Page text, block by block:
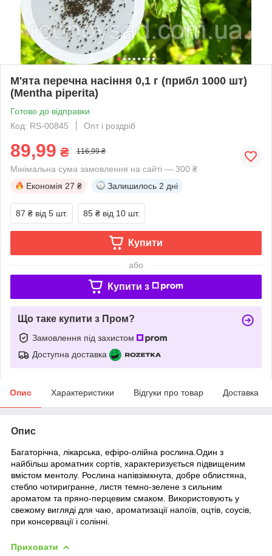
М'ята перечна насіння 0,1 г (прибл 1000 шт)
(Mentha pіperіta)
Готово до відправки
Код: RS-00845
Опт і роздріб
89,99 ₴ 116,99 ₴
Мінімальна сума замовлення на сайті — 300 ₴
Економія 27 ₴ Залишилось 2 дні
87 ₴ від 5 шт. 85 ₴ від 10 шт.
Купити
або
Купити з
Що таке купити з Пром?
Замовлення під захистом
Доступна доставка
Опис Характеристики Відгуки про товар Доставка
Опис
Багаторічна, лікарська, ефіро-олійна рослина.Один з
найбільш ароматних сортів, характеризується підвищеним
вмістом ментолу. Рослина напівзімкнута, добре облистяна,
стебло чотиригранне, листя темно-зелене з сильним
ароматом та пряно-перцевим смаком. Використовують у
свежому вигляді для чаю, ароматизації напоїв, оцтів, соусів,
при консервації і солінні.
Приховати